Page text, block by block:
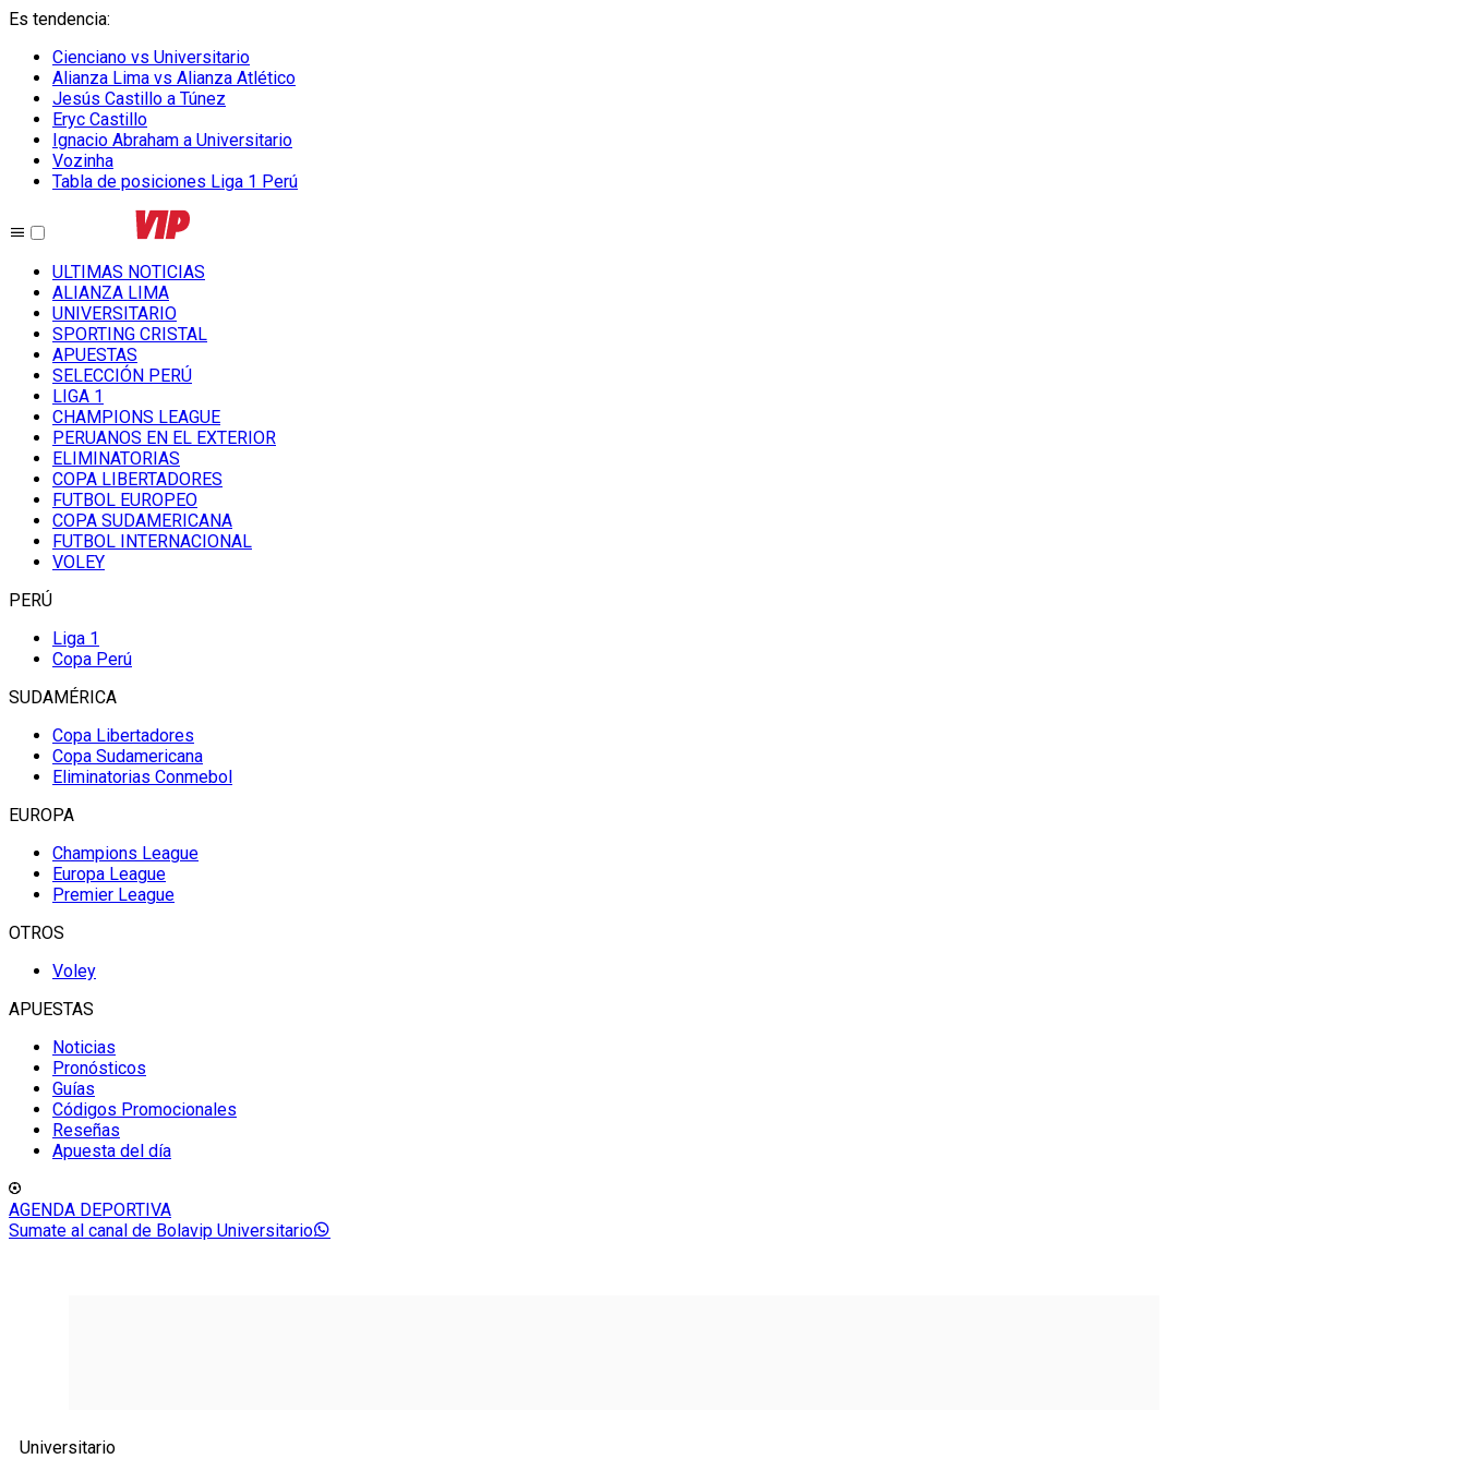
Es tendencia:
Cienciano vs Universitario
Alianza Lima vs Alianza Atlético
Jesús Castillo a Túnez
Eryc Castillo
Ignacio Abraham a Universitario
Vozinha
Tabla de posiciones Liga 1 Perú
ULTIMAS NOTICIAS
ALIANZA LIMA
UNIVERSITARIO
SPORTING CRISTAL
APUESTAS
SELECCIÓN PERÚ
LIGA 1
CHAMPIONS LEAGUE
PERUANOS EN EL EXTERIOR
ELIMINATORIAS
COPA LIBERTADORES
FUTBOL EUROPEO
COPA SUDAMERICANA
FUTBOL INTERNACIONAL
VOLEY
PERÚ
Liga 1
Copa Perú
SUDAMÉRICA
Copa Libertadores
Copa Sudamericana
Eliminatorias Conmebol
EUROPA
Champions League
Europa League
Premier League
OTROS
Voley
APUESTAS
Noticias
Pronósticos
Guías
Códigos Promocionales
Reseñas
Apuesta del día
AGENDA DEPORTIVA
Sumate al canal de Bolavip Universitario
Universitario